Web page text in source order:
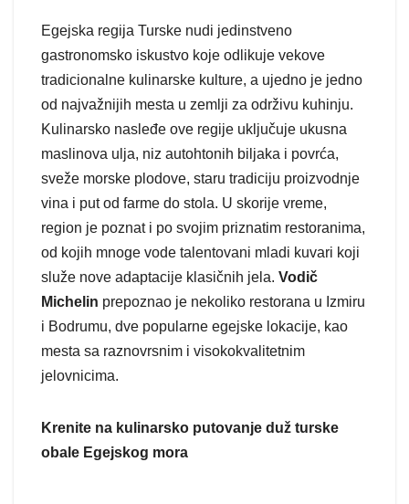
Egejska regija Turske nudi jedinstveno
gastronomsko iskustvo koje odlikuje vekove
tradicionalne kulinarske kulture, a ujedno je jedno
od najvažnijih mesta u zemlji za održivu kuhinju.
Kulinarsko nasleđe ove regije uključuje ukusna
maslinova ulja, niz autohtonih biljaka i povrća,
sveže morske plodove, staru tradiciju proizvodnje
vina i put od farme do stola. U skorije vreme,
region je poznat i po svojim priznatim restoranima,
od kojih mnoge vode talentovani mladi kuvari koji
služe nove adaptacije klasičnih jela. Vodič
Michelin prepoznao je nekoliko restorana u Izmiru
i Bodrumu, dve popularne egejske lokacije, kao
mesta sa raznovrsnim i visokokvalitetnim
jelovnicima.
Krenite na kulinarsko putovanje duž turske
obale Egejskog mora